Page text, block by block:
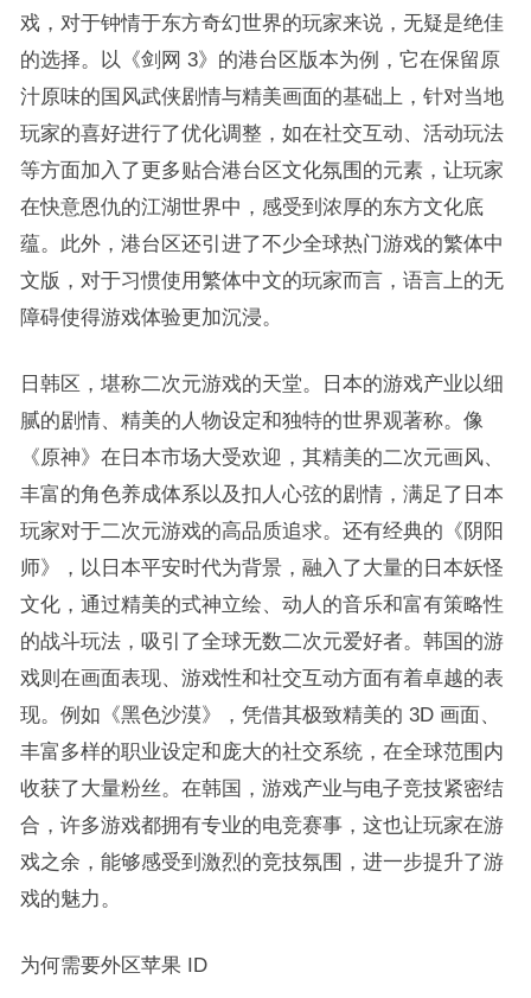
戏，对于钟情于东方奇幻世界的玩家来说，无疑是绝佳
的选择。以《剑网 3》的港台区版本为例，它在保留原
汁原味的国风武侠剧情与精美画面的基础上，针对当地
玩家的喜好进行了优化调整，如在社交互动、活动玩法
等方面加入了更多贴合港台区文化氛围的元素，让玩家
在快意恩仇的江湖世界中，感受到浓厚的东方文化底
蕴。此外，港台区还引进了不少全球热门游戏的繁体中
文版，对于习惯使用繁体中文的玩家而言，语言上的无
障碍使得游戏体验更加沉浸。​
日韩区，堪称二次元游戏的天堂。日本的游戏产业以细
腻的剧情、精美的人物设定和独特的世界观著称。像
《原神》在日本市场大受欢迎，其精美的二次元画风、
丰富的角色养成体系以及扣人心弦的剧情，满足了日本
玩家对于二次元游戏的高品质追求。还有经典的《阴阳
师》，以日本平安时代为背景，融入了大量的日本妖怪
文化，通过精美的式神立绘、动人的音乐和富有策略性
的战斗玩法，吸引了全球无数二次元爱好者。韩国的游
戏则在画面表现、游戏性和社交互动方面有着卓越的表
现。例如《黑色沙漠》，凭借其极致精美的 3D 画面、
丰富多样的职业设定和庞大的社交系统，在全球范围内
收获了大量粉丝。在韩国，游戏产业与电子竞技紧密结
合，许多游戏都拥有专业的电竞赛事，这也让玩家在游
戏之余，能够感受到激烈的竞技氛围，进一步提升了游
戏的魅力。​
为何需要外区苹果 ID​